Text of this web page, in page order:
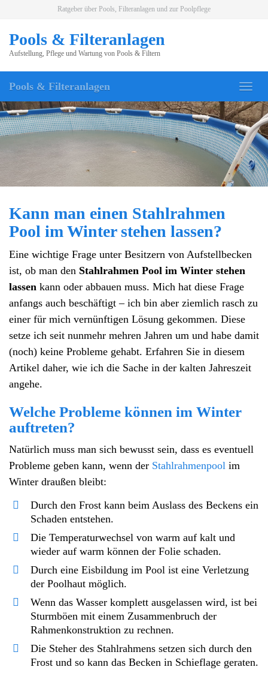
content
Ratgeber über Pools, Filteranlagen und zur Poolpflege
Pools & Filteranlagen
Aufstellung, Pflege und Wartung von Pools & Filtern
Pools & Filteranlagen
Kann man einen Stahlrahmen
Pool im Winter stehen lassen?
Eine wichtige Frage unter Besitzern von Aufstellbecken
ist, ob man den Stahlrahmen Pool im Winter stehen
lassen kann oder abbauen muss. Mich hat diese Frage
anfangs auch beschäftigt – ich bin aber ziemlich rasch zu
einer für mich vernünftigen Lösung gekommen. Diese
setze ich seit nunmehr mehren Jahren um und habe damit
(noch) keine Probleme gehabt. Erfahren Sie in diesem
Artikel daher, wie ich die Sache in der kalten Jahreszeit
angehe.
Welche Probleme können im Winter
auftreten?
Natürlich muss man sich bewusst sein, dass es eventuell
Probleme geben kann, wenn der Stahlrahmenpool im
Winter draußen bleibt:
Durch den Frost kann beim Auslass des Beckens ein
Schaden entstehen.
Die Temperaturwechsel von warm auf kalt und
wieder auf warm können der Folie schaden.
Durch eine Eisbildung im Pool ist eine Verletzung
der Poolhaut möglich.
Wenn das Wasser komplett ausgelassen wird, ist bei
Sturmböen mit einem Zusammenbruch der
Rahmenkonstruktion zu rechnen.
Die Steher des Stahlrahmens setzen sich durch den
Frost und so kann das Becken in Schieflage geraten.